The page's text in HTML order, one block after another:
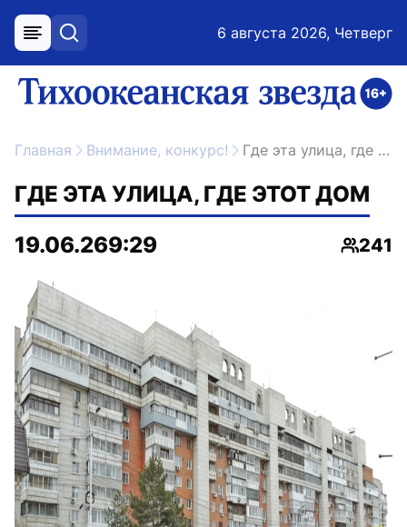
меню поиск 6 августа 2026, Четверг
ссылка на главную
Главная Внимание, конкурс! Где эта улица, где этот дом
ГДЕ ЭТА УЛИЦА, ГДЕ ЭТОТ ДОМ
19.06.269:29 241